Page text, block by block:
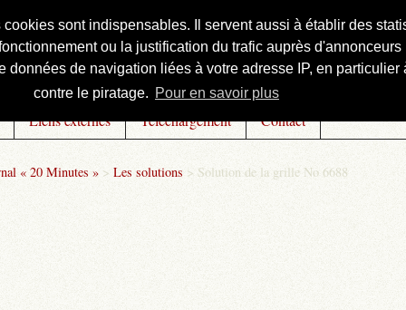
sont indispensables. Il servent aussi à établir des
ou la justification du trafic auprès
de navigation liées à votre adresse IP, en
contre le piratage. Pour en savoir plus
Liens externes Téléchargement Contact
« 20 Minutes » > Les solutions > Solution de la grille No 6688